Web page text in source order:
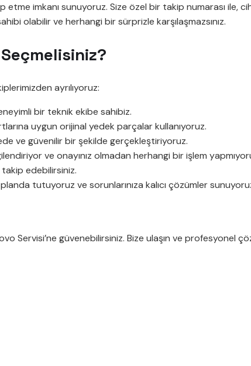
imkanı sunuyoruz. Size özel bir takip numarası ile,
olabilir ve herhangi bir sürprizle karşılaşmazsınız.
ayrılıyoruz:
bir teknik ekibe sahibiz.
uygun orijinal yedek parçalar kullanıyoruz.
ve güvenilir bir şekilde gerçekleştiriyoruz.
ve onayınız olmadan herhangi bir işlem
takip edebilirsiniz.
tutuyoruz ve sorunlarınıza kalıcı çözümler
Servisi’ne güvenebilirsiniz. Bize ulaşın ve profesyonel